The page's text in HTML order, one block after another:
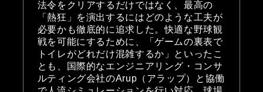
法令をクリアするだけではなく、最高の
「熱狂」を演出するにはどのような工夫が
必要かも徹底的に追求した。快適な野球観
戦を可能にするために、「ゲームの裏表で
トイレがどれだけ混雑するか」といったこ
とも、国際的なエンジニアリング・コンサ
ルティング会社のArup（アラップ）と協働